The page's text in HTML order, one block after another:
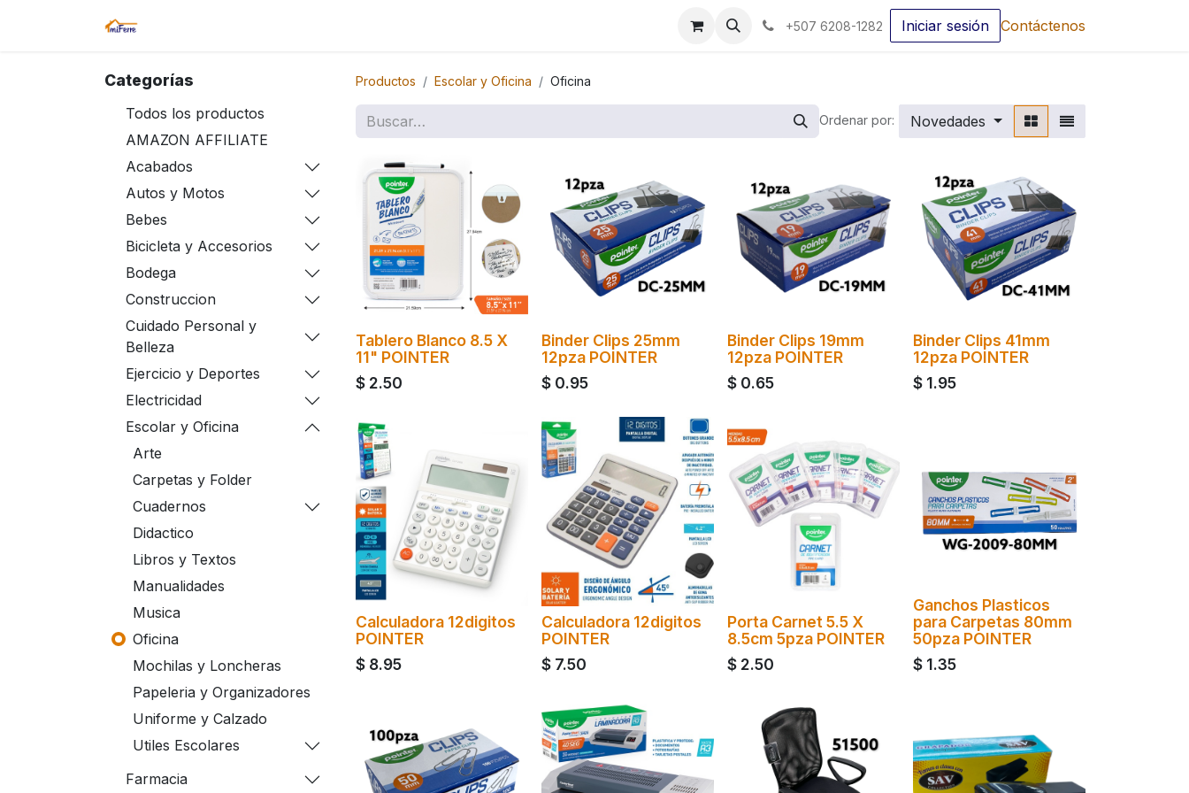
+507 6208-1282 Iniciar sesión Contáctenos
Categorías
Todos los productos
AMAZON AFFILIATE
Acabados
Autos y Motos
Bebes
Bicicleta y Accesorios
Bodega
Construccion
Cuidado Personal y
Belleza
Ejercicio y Deportes
Electricidad
Escolar y Oficina
Arte
Carpetas y Folder
Cuadernos
Didactico
Libros y Textos
Manualidades
Musica
Oficina
Mochilas y Loncheras
Papeleria y Organizadores
Uniforme y Calzado
Utiles Escolares
Farmacia
Productos Escolar y Oficina Oficina
Ordenar por: Novedades
Tablero Blanco 8.5 X
11" POINTER
$ 2.50
Binder Clips 25mm
12pza POINTER
$ 0.95
Binder Clips 19mm
12pza POINTER
$ 0.65
Binder Clips 41mm
12pza POINTER
$ 1.95
Calculadora 12digitos
POINTER
$ 8.95
Calculadora 12digitos
POINTER
$ 7.50
Porta Carnet 5.5 X
8.5cm 5pza POINTER
$ 2.50
Ganchos Plasticos
para Carpetas 80mm
50pza POINTER
$ 1.35